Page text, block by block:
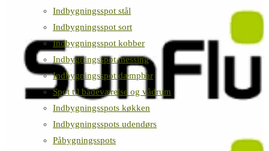
Indbygningsspot stål
Indbygningsspot sort
Indbygningsspot kobber
Indbygningsspot messing
Indbygningsspot dæmpbar
Spot til badeværelse og vådrum
Indbygningsspots køkken
Indbygningsspots udendørs
Påbygningsspots